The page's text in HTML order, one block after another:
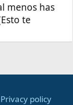
menos has
te
Privacy policy